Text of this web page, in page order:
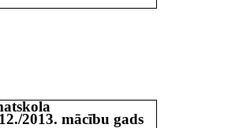
2013. mācību gads